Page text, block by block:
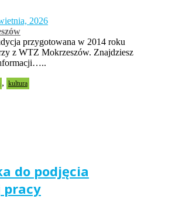
2026
przygotowana w 2014 roku
z WTZ Mokrzeszów. Znajdziesz
, kultura
do podjęcia
pracy